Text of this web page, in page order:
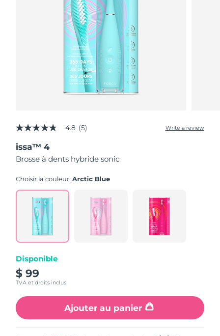
4.8
of
5
stars,
rating
Read
Reviews.
Same
page
4.8 (5) Write a review
issa™ 4
Brosse à dents hybride sonic
Choisir la couleur:Arctic Blue
Disponible
$ 99
TVA et droits inclus
Ajouter au panier